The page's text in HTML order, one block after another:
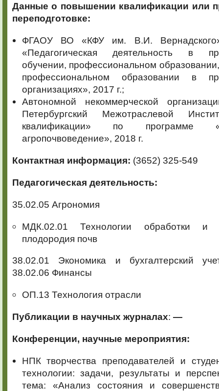
Данные о повышении квалификации или
переподготовке:
ФГАОУ ВО «КФУ им. В.И.
«Педагогическая деятельность в
обучении, профессиональном
профессиональном образовании в
организациях», 2017 г.;
Автономной некоммерческой
Петербургский Межотраслевой
квалификации» по программе
агропочвоведение», 2018 г.
Контактная информация: (3652) 325-549
Педагогическая деятельность:
35.02.05 Агрономия
МДК.02.01 Технологии обработки и
плодородия почв
38.02.01 Экономика и бухгалтерский
38.02.06 Финансы
ОП.13 Технология отрасли
Публикации в научных журналах: —
Конференции, научные мероприятия:
НПК творчества преподавателей и
технологии: задачи, результаты и
тема: «Анализ состояния и